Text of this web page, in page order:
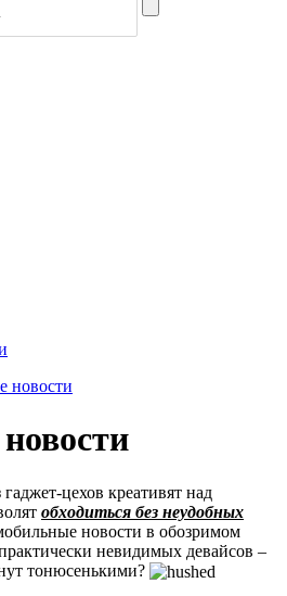
новости
цехов креативят над
обходиться без неудобных
новости в обозримом
невидимых девайсов –
тонюсенькими?